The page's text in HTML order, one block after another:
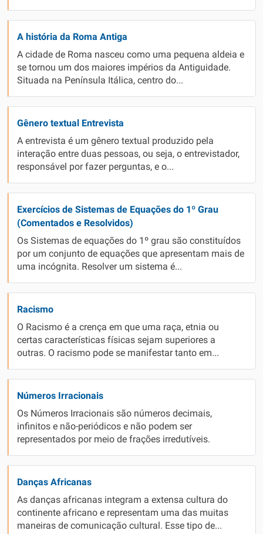
A história da Roma Antiga
A cidade de Roma nasceu como uma pequena aldeia e
se tornou um dos maiores impérios da Antiguidade.
Situada na Península Itálica, centro do...
Gênero textual Entrevista
A entrevista é um gênero textual produzido pela
interação entre duas pessoas, ou seja, o entrevistador,
responsável por fazer perguntas, e o...
Exercícios de Sistemas de Equações do 1º Grau
(Comentados e Resolvidos)
Os Sistemas de equações do 1º grau são constituídos
por um conjunto de equações que apresentam mais de
uma incógnita. Resolver um sistema é...
Racismo
O Racismo é a crença em que uma raça, etnia ou
certas características físicas sejam superiores a
outras. O racismo pode se manifestar tanto em...
Números Irracionais
Os Números Irracionais são números decimais,
infinitos e não-periódicos e não podem ser
representados por meio de frações irredutíveis.
Danças Africanas
As danças africanas integram a extensa cultura do
continente africano e representam uma das muitas
maneiras de comunicação cultural. Esse tipo de...